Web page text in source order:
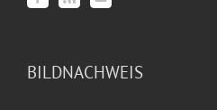
BILDNACHWEIS